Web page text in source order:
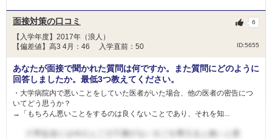
面接対策の口コミ
【入学年度】2017年（浪人）
【偏差値】高3 4月：46 入学直前：50
ID:5655
6
あなたが面接で聞かれた質問は何ですか。また質問にどのように
回答しましたか。最低3つ教えてください。
・大学病院内で悪いことをしていた医者がいた場合、他の医者の密告につ
いてどう思うか？
→「もちろん悪いことをするのは良くないことであり、それを知...